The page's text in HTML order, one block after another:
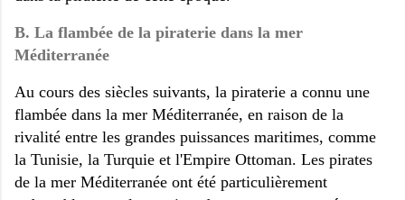
B. La flambée de la piraterie dans la mer
Méditerranée
Au cours des siècles suivants, la piraterie a connu une
flambée dans la mer Méditerranée, en raison de la
rivalité entre les grandes puissances maritimes, comme
la Tunisie, la Turquie et l'Empire Ottoman. Les pirates
de la mer Méditerranée ont été particulièrement